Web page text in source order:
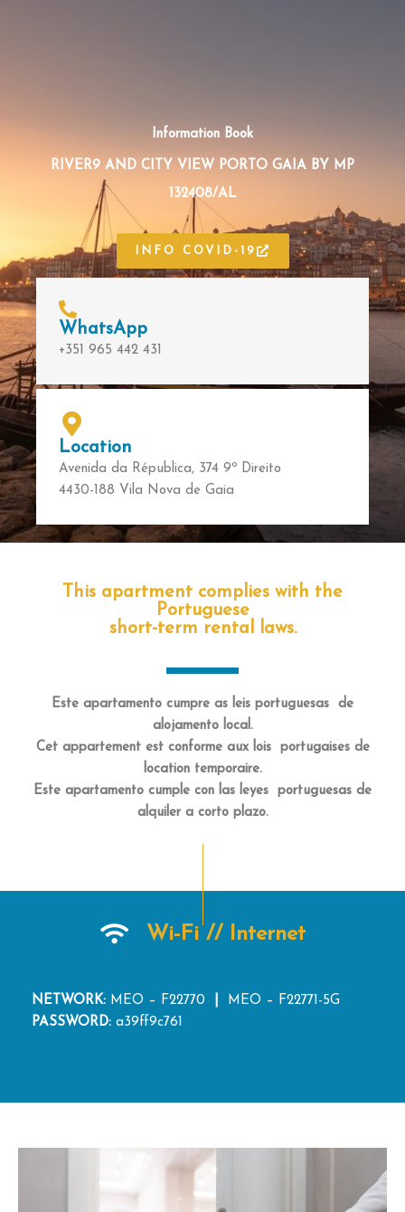
Information Book
RIVER9 AND CITY VIEW PORTO GAIA BY MP
132408/AL
INFO COVID-19
WhatsApp
+351 965 442 431
Location
Avenida da Républica, 374 9º Direito
4430-188 Vila Nova de Gaia
This apartment complies with the
Portuguese
short-term rental laws.
Este apartamento cumpre as leis portuguesas de
alojamento local.
Cet appartement est conforme aux lois portugaises de
location temporaire.
Este apartamento cumple con las leyes portuguesas de
alquiler a corto plazo.
Wi-Fi // Internet
NETWORK: MEO – F22770
MEO – F22771-5G
PASSWORD: a39ff9c761